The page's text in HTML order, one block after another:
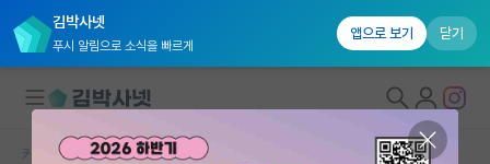
김박사넷
푸시 알림으로 소식을 빠르게
앱으로 보기 닫기
커뮤니티 홈 자유 게시판(아무개랩)